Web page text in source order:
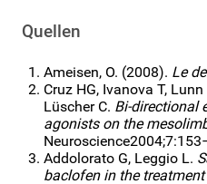
Quellen
Ameisen, O. (2008). Le
Cruz HG, Ivanova T,
Lüscher C. Bi-directional
agonists on the
Addolorato G, Leggio L.
baclofen in the